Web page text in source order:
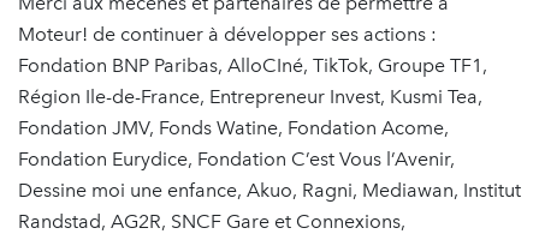
Moteur! de continuer à développer ses actions :
Fondation BNP Paribas, AlloCIné, TikTok, Groupe TF1,
Région Ile-de-France, Entrepreneur Invest, Kusmi Tea,
Fondation JMV, Fonds Watine, Fondation Acome,
Fondation Eurydice, Fondation C’est Vous l’Avenir,
Dessine moi une enfance, Akuo, Ragni, Mediawan, Institut
Randstad, AG2R, SNCF Gare et Connexions,